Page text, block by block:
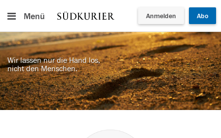
Menü Anmelden Abo
Wir lassen nur die Hand los,
nicht den Menschen.